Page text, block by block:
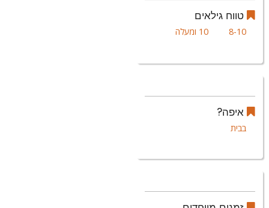
טווח גילאים
8-10 10 ומעלה
איפה?
בבית